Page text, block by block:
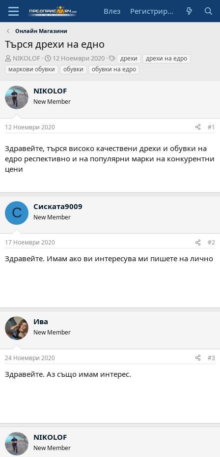
Влез Регистрирай се
Онлайн Магазини
Търся дрехи на едно
А
в
т
о
р
NIKOLOF
Н
а
ч
л
н
д
а
а
12 Ноември 2020
Т
а
г
дрехи
дрехи на едро
маркови обувки
обувки обувки на едро
NIKOLOF
New Member
12 Ноември 2020 #1
Здравейте, търся високо качествени дрехи и обувки на
едро респективно и на популярни марки на конкурентни
цени
С Сиската9009
New Member
17 Ноември 2020 #2
Здравейте. Имам ако ви интересува ми пишете на лично
Ива
New Member
24 Ноември 2020 #3
Здравейте. Аз също имам интерес.
NIKOLOF
New Member